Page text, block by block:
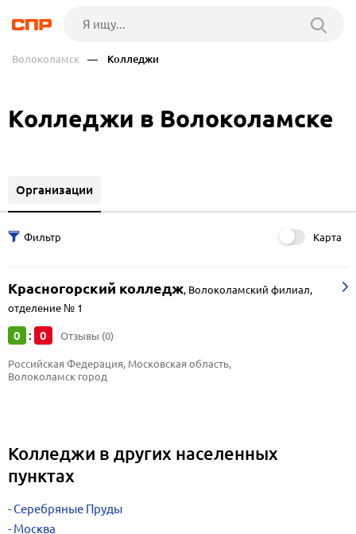
Волоколамск — Колледжи
Колледжи в Волоколамске
Организации
Карта
Красногорский колледж, Волоколамский филиал,
отделение № 1
0 : 0 Отзывы (0)
Российская Федерация, Московская область,
Волоколамск город
Колледжи в других населенных
пунктах
Серебряные Пруды
Москва